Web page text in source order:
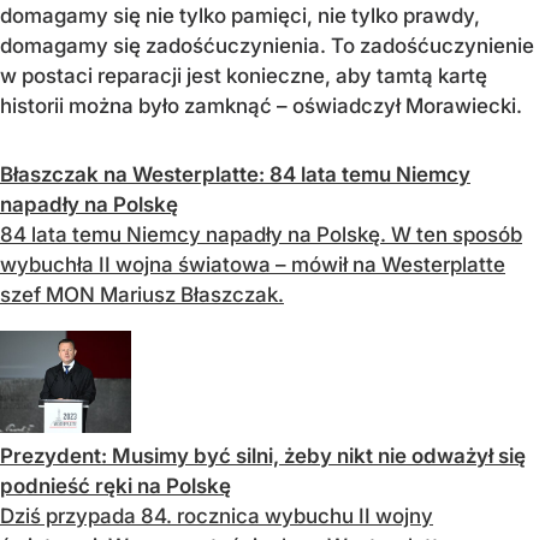
domagamy się nie tylko pamięci, nie tylko prawdy,
domagamy się zadośćuczynienia. To zadośćuczynienie
w postaci reparacji jest konieczne, aby tamtą kartę
historii można było zamknąć – oświadczył Morawiecki.
Błaszczak na Westerplatte: 84 lata temu Niemcy
napadły na Polskę
84 lata temu Niemcy napadły na Polskę. W ten sposób
wybuchła II wojna światowa – mówił na Westerplatte
szef MON Mariusz Błaszczak.
Prezydent: Musimy być silni, żeby nikt nie odważył się
podnieść ręki na Polskę
Dziś przypada 84. rocznica wybuchu II wojny